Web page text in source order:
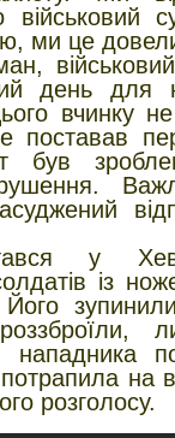
ми це
день
вчинку
поставав
був
у
із
Його
нападника
на
розголосу.